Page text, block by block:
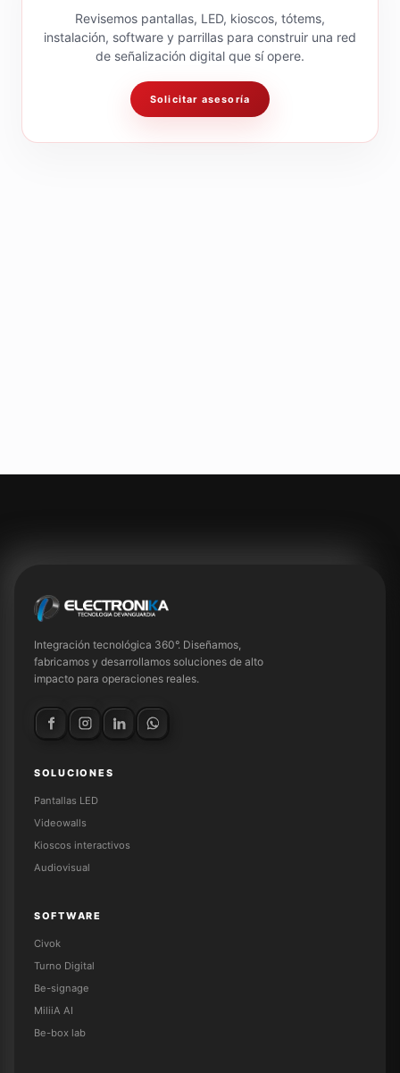
Revisemos pantallas, LED, kioscos, tótems,
instalación, software y parrillas para construir una red
de señalización digital que sí opere.
Solicitar asesoría
Integración tecnológica 360°. Diseñamos,
fabricamos y desarrollamos soluciones de alto
impacto para operaciones reales.
SOLUCIONES
Pantallas LED
Videowalls
Kioscos interactivos
Audiovisual
SOFTWARE
Civok
Turno Digital
Be-signage
MiliiA AI
Be-box lab